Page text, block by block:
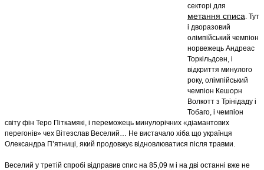
секторі для
метання списа . Тут
і дворазовий
олімпійський чемпіон
норвежець Андреас
Торкільдсен, і
відкриття минулого
року, олімпійський
чемпіон Кешорн
Волкотт з Трінідаду і
Тобаго, і чемпіон
світу фін Теро Піткамякі, і переможець минулорічних «діамантових
перегонів» чех Вітезслав Веселий… Не вистачало хіба що українця
Олександра П’ятниці, який продовжує відновлюватися після травми.
Веселий у третій спробі відправив спис на 85,09 м і на дві останні вже не